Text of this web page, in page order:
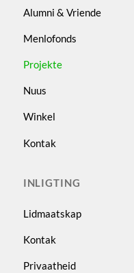
Alumni & Vriende
Menlofonds
Projekte
Nuus
Winkel
Kontak
INLIGTING
Lidmaatskap
Kontak
Privaatheid